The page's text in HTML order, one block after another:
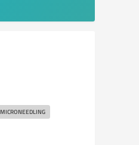
MICRONEEDLING